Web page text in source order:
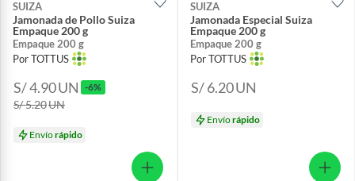
SUIZA
Jamonada de Pollo Suiza
Empaque 200 g
Empaque 200 g
Por TOTTUS
S/ 4.90UN -6%
S/ 5.20UN
Envíorápido
SUIZA
Jamonada Especial Suiza
Empaque 200 g
Empaque 200 g
Por TOTTUS
S/ 6.20UN
Envíorápido